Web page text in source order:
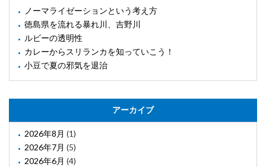
ノーマライゼーションという考え方
徳島県を流れる暴れ川、吉野川
ルビーの透明性
カレーからスリランカを知っていこう！
小豆で夏の邪気を退治
アーカイブ
2026年8月 (1)
2026年7月 (5)
2026年6月 (4)